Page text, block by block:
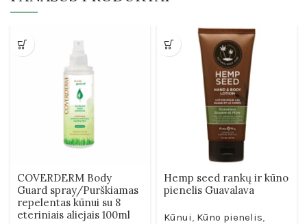
COVERDERM Body
Guard spray/Purškiamas
repelentas kūnui su 8
eteriniais aliejais 100ml
Hemp seed rankų ir kūno
pienelis Guavalava
Kūnui, Kūno pienelis,